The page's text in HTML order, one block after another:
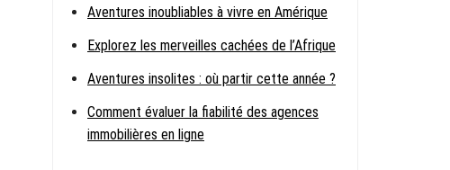
Aventures inoubliables à vivre en Amérique
Explorez les merveilles cachées de l’Afrique
Aventures insolites : où partir cette année ?
Comment évaluer la fiabilité des agences
immobilières en ligne